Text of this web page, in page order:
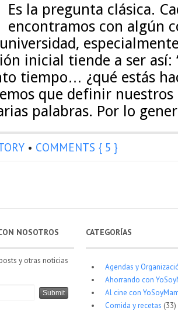
Es la pregunta clásica.
encontramos con algún
inicial tiende a ser así:
tiempo… ¿qué estás
que definir
palabras. Por lo
• COMMENTS { 5 }
NOSOTROS
y otras noticias
CATEGORÍAS
Agendas y
Ahorrando con
Al cine con
Comida y recetas (33)